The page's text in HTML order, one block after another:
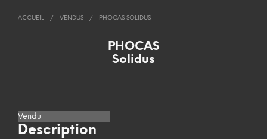
ACCUEIL / VENDUS / PHOCAS SOLIDUS
PHOCAS
Solidus
Vendu
Description